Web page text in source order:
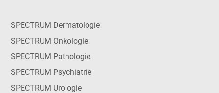
SPECTRUM Dermatologie
SPECTRUM Onkologie
SPECTRUM Pathologie
SPECTRUM Psychiatrie
SPECTRUM Urologie